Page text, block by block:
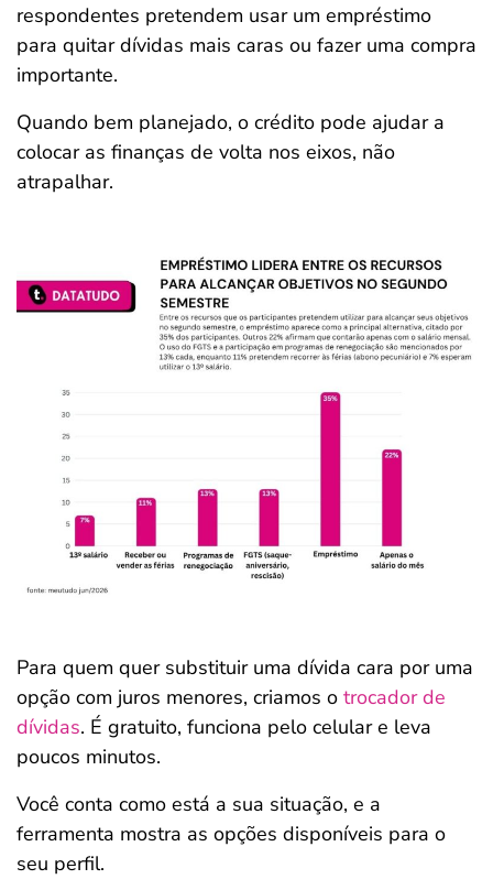
respondentes pretendem usar um empréstimo
para quitar dívidas mais caras ou fazer uma compra
importante.
Quando bem planejado, o crédito pode ajudar a
colocar as finanças de volta nos eixos, não
atrapalhar.
Para quem quer substituir uma dívida cara por uma
opção com juros menores, criamos o trocador de
dívidas. É gratuito, funciona pelo celular e leva
poucos minutos.
Você conta como está a sua situação, e a
ferramenta mostra as opções disponíveis para o
seu perfil.